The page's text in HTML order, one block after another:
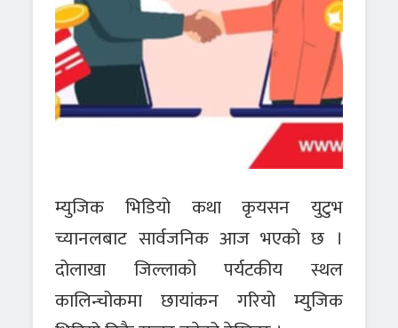
म्युजिक भिडियो कथा कृयसन युटुभ
च्यानलबाट सार्वजनिक आज भएको छ ।
दोलाखा जिल्लाको पर्यटकीय स्थल
कालिन्चोकमा छायांकन गरियो म्युजिक